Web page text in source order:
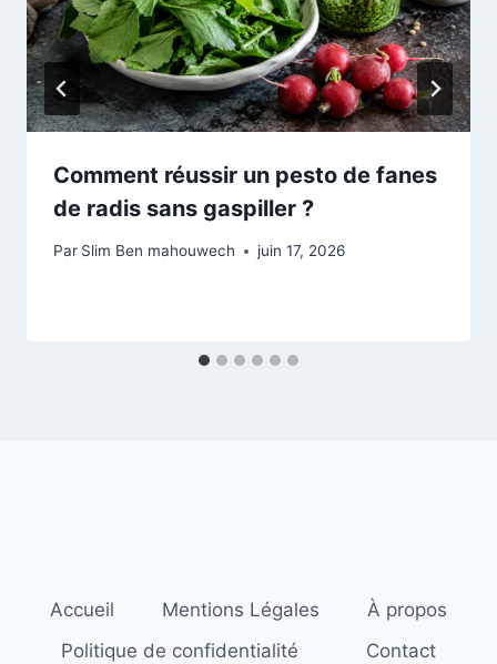
Comment réussir un pesto de fanes
de radis sans gaspiller ?
Par Slim Ben mahouwech juin 17, 2026
Accueil Mentions Légales
À propos
Politique de confidentialité
Contact